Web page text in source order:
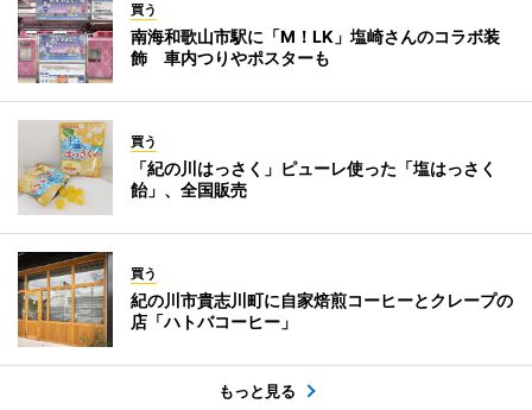
買う
南海和歌山市駅に「M！LK」塩崎さんのコラボ装
飾 車内つりやポスターも
買う
「紀の川はっさく」ピューレ使った「塩はっさく
飴」、全国販売
買う
紀の川市貴志川町に自家焙煎コーヒーとクレープの
店「ハトバコーヒー」
もっと見る